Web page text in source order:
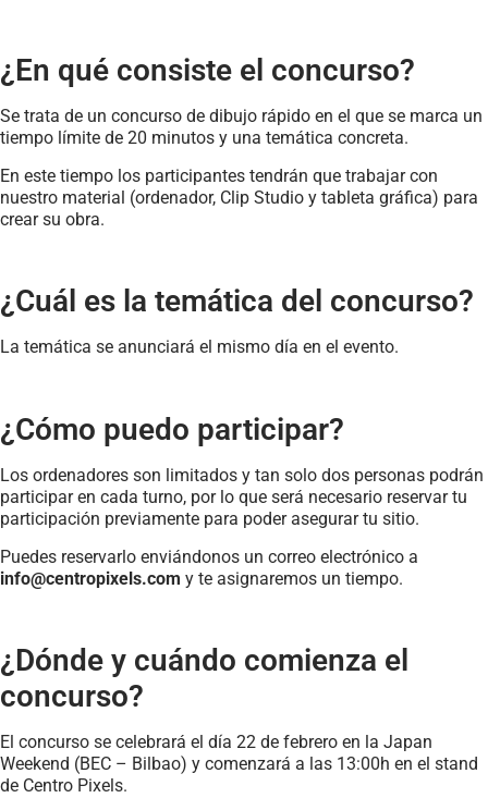
¿En qué consiste el concurso?
Se trata de un concurso de dibujo rápido en el que se marca un
tiempo límite de 20 minutos y una temática concreta.
En este tiempo los participantes tendrán que trabajar con
nuestro material (ordenador, Clip Studio y tableta gráfica) para
crear su obra.
¿Cuál es la temática del concurso?
La temática se anunciará el mismo día en el evento.
¿Cómo puedo participar?
Los ordenadores son limitados y tan solo dos personas podrán
participar en cada turno, por lo que será necesario reservar tu
participación previamente para poder asegurar tu sitio.
Puedes reservarlo enviándonos un correo electrónico a
info@centropixels.com y te asignaremos un tiempo.
¿Dónde y cuándo comienza el
concurso?
El concurso se celebrará el día 22 de febrero en la Japan
Weekend (BEC – Bilbao) y comenzará a las 13:00h en el stand
de Centro Pixels.